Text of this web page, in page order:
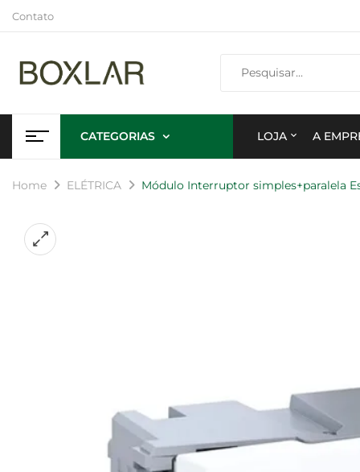
Contato
CATEGORIAS LOJA A
Home ELÉTRICA Módulo Interruptor simples+paralela